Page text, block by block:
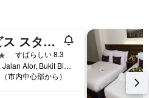
イビス スタイルズ クアラルンプール ブキット ビンタン
すばらしい 8.3
No.16, Jalan Alor, Bukit Bintang, クアラルンプール, マレーシア
市内中心部から）